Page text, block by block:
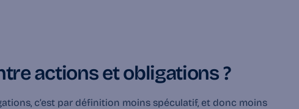
actions et obligations ?
c’est par définition moins spéculatif, et donc moins